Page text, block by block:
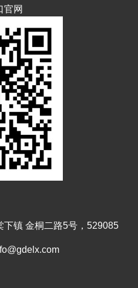
官网
下镇 金桐二路5号，529085